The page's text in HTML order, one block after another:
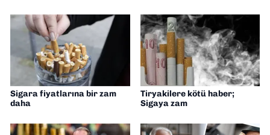
Sigara fiyatlarına bir zam
daha
Tiryakilere kötü haber;
Sigaya zam